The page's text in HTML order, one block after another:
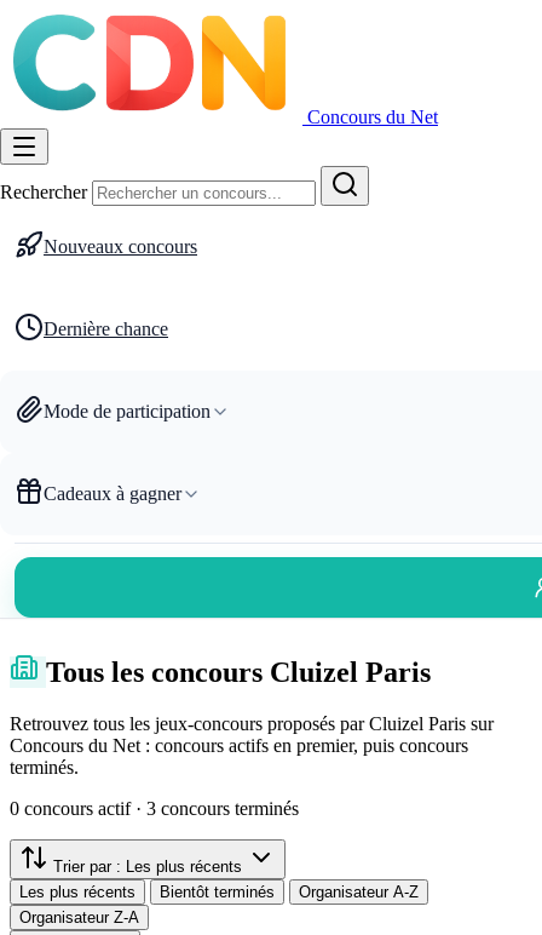
Concours du Net
Rechercher
Nouveaux concours
Dernière chance
Mode de participation
Cadeaux à gagner
Tous les concours Cluizel Paris
Retrouvez tous les jeux-concours proposés par Cluizel Paris sur
Concours du Net : concours actifs en premier, puis concours
terminés.
0 concours actif · 3 concours terminés
Trier par :
Les plus récents
Les plus récents
Bientôt terminés
Organisateur A-Z
Organisateur Z-A